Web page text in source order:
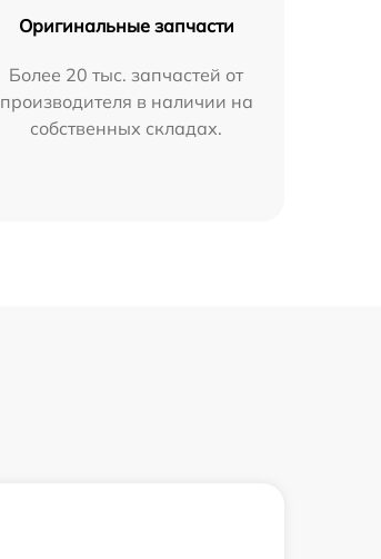
Оригинальные запчасти
Более 20 тыс. запчастей от
производителя в наличии на
собственных складах.